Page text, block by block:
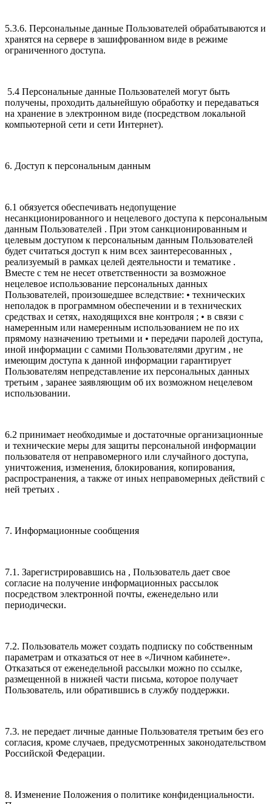
5.3.6. Персональные данные Пользователей обрабатываются и
хранятся на сервере в зашифрованном виде в режиме
ограниченного доступа.
5.4 Персональные данные Пользователей могут быть
получены, проходить дальнейшую обработку и передаваться
на хранение в электронном виде (посредством локальной
компьютерной сети и сети Интернет).
6. Доступ к персональным данным
6.1 обязуется обеспечивать недопущение
несанкционированного и нецелевого доступа к персональным
данным Пользователей . При этом санкционированным и
целевым доступом к персональным данным Пользователей
будет считаться доступ к ним всех заинтересованных ,
реализуемый в рамках целей деятельности и тематике .
Вместе с тем не несет ответственности за возможное
нецелевое использование персональных данных
Пользователей, произошедшее вследствие: • технических
неполадок в программном обеспечении и в технических
средствах и сетях, находящихся вне контроля ; • в связи с
намеренным или намеренным использованием не по их
прямому назначению третьими и • передачи паролей доступа,
иной информации с самими Пользователями другим , не
имеющим доступа к данной информации гарантирует
Пользователям непредставление их персональных данных
третьим , заранее заявляющим об их возможном нецелевом
использовании.
6.2 принимает необходимые и достаточные организационные
и технические меры для защиты персональной информации
пользователя от неправомерного или случайного доступа,
уничтожения, изменения, блокирования, копирования,
распространения, а также от иных неправомерных действий с
ней третьих .
7. Информационные сообщения
7.1. Зарегистрировавшись на , Пользователь дает свое
согласие на получение информационных рассылок
посредством электронной почты, еженедельно или
периодически.
7.2. Пользователь может создать подписку по собственным
параметрам и отказаться от нее в «Личном кабинете».
Отказаться от еженедельной рассылки можно по ссылке,
размещенной в нижней части письма, которое получает
Пользователь, или обратившись в службу поддержки.
7.3. не передает личные данные Пользователя третьим без его
согласия, кроме случаев, предусмотренных законодательством
Российской Федерации.
8. Изменение Положения о политике конфиденциальности.